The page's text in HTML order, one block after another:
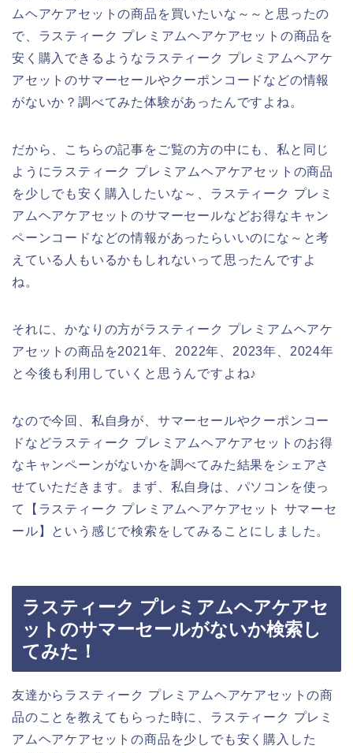
ムヘアケアセットの商品を買いたいな～～と思ったの
で、ラスティーク プレミアムヘアケアセットの商品を
安く購入できるようなラスティーク プレミアムヘアケ
アセットのサマーセールやクーポンコードなどの情報
がないか？調べてみた体験があったんですよね。
だから、こちらの記事をご覧の方の中にも、私と同じ
ようにラスティーク プレミアムヘアケアセットの商品
を少しでも安く購入したいな～、ラスティーク プレミ
アムヘアケアセットのサマーセールなどお得なキャン
ペーンコードなどの情報があったらいいのにな～と考
えている人もいるかもしれないって思ったんですよ
ね。
それに、かなりの方がラスティーク プレミアムヘアケ
アセットの商品を2021年、2022年、2023年、2024年
と今後も利用していくと思うんですよね♪
なので今回、私自身が、サマーセールやクーポンコー
ドなどラスティーク プレミアムヘアケアセットのお得
なキャンペーンがないかを調べてみた結果をシェアさ
せていただきます。まず、私自身は、パソコンを使っ
て【ラスティーク プレミアムヘアケアセット サマーセ
ール】という感じで検索をしてみることにしました。
ラスティーク プレミアムヘアケアセ
ットのサマーセールがないか検索し
てみた！
友達からラスティーク プレミアムヘアケアセットの商
品のことを教えてもらった時に、ラスティーク プレミ
アムヘアケアセットの商品を少しでも安く購入した